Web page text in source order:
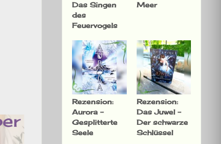
Das Singen
des
Feuervogels
Meer
Rezension:
Aurora –
Gesplitterte
Seele
Rezension:
Das Juwel –
Der schwarze
Schlüssel